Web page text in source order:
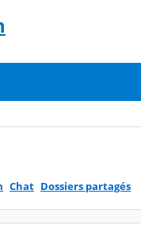
Chat Dossiers partagés